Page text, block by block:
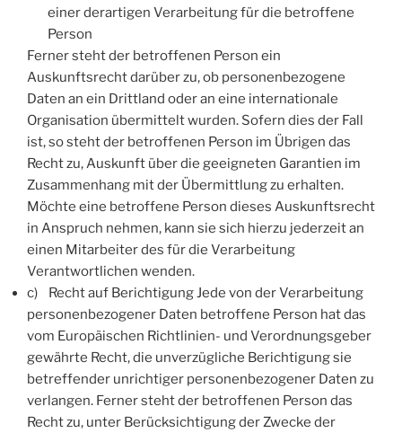
einer derartigen Verarbeitung für die betroffene
Person
Ferner steht der betroffenen Person ein
Auskunftsrecht darüber zu, ob personenbezogene
Daten an ein Drittland oder an eine internationale
Organisation übermittelt wurden. Sofern dies der Fall
ist, so steht der betroffenen Person im Übrigen das
Recht zu, Auskunft über die geeigneten Garantien im
Zusammenhang mit der Übermittlung zu erhalten.
Möchte eine betroffene Person dieses Auskunftsrecht
in Anspruch nehmen, kann sie sich hierzu jederzeit an
einen Mitarbeiter des für die Verarbeitung
Verantwortlichen wenden.
c) Recht auf Berichtigung Jede von der Verarbeitung
personenbezogener Daten betroffene Person hat das
vom Europäischen Richtlinien- und Verordnungsgeber
gewährte Recht, die unverzügliche Berichtigung sie
betreffender unrichtiger personenbezogener Daten zu
verlangen. Ferner steht der betroffenen Person das
Recht zu, unter Berücksichtigung der Zwecke der